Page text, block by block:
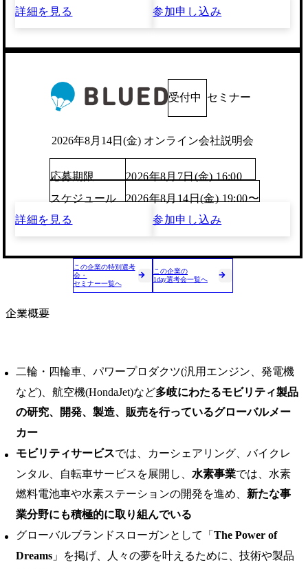
詳細を見る
参加申し込み
受付中 セミナー
2026年8月14日(金) オンライン会社説明会
応募期限
2026年8月7日(金) 16:00
スケジュール
2026年8月14日(金) 19:00〜
詳細を見る
参加申し込み
この企業の特別選考
会・
セミナー一覧へ
この企業の
1day選考会一覧へ
企業概要
二輪・四輪車、パワープロダクツ(汎用エンジン、発電機
など)、航空機(HondaJet)など多岐にわたるモビリティ製品
の研究、開発、製造、販売を行っているグローバルメー
カー
モビリティサービスでは、カーシェアリング、バイクレ
ンタル、自転車サービスを展開し、 水素事業では、水素
燃料電池車や水素ステーションの開発を進め、 新たな事
業分野にも積極的に取り組んでいる
グローバルブランドスローガンとして「 The Power of
Dreams 」を掲げ、人々の夢を叶えるために、技術や製品